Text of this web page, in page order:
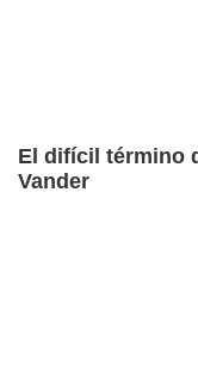
El difícil término
Vander